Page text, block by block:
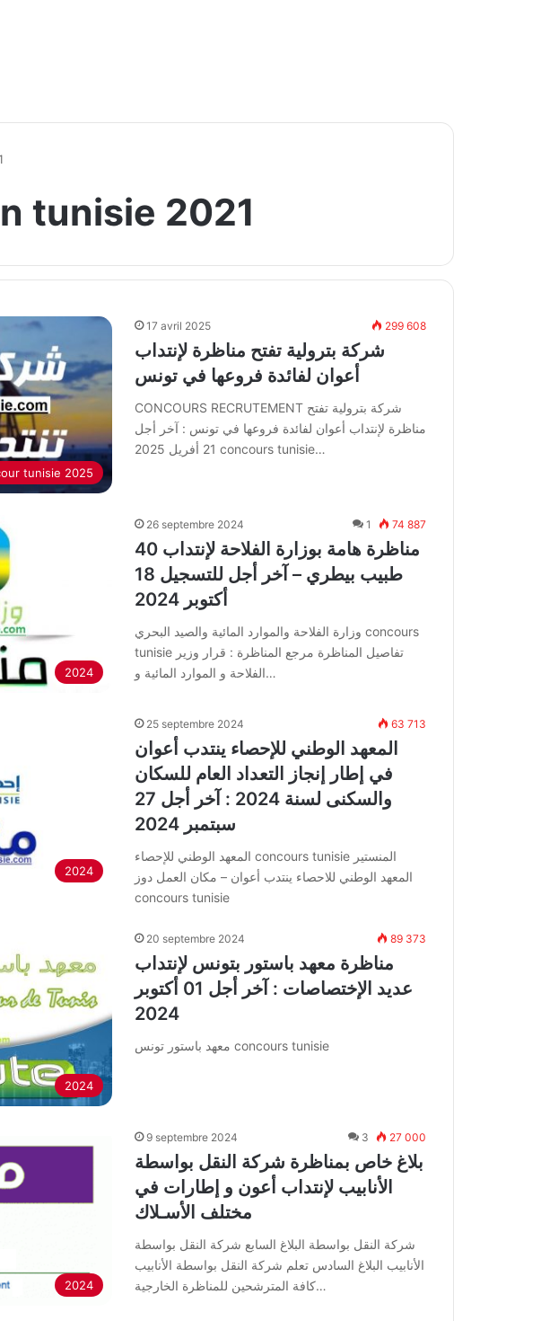
tunisie 2021
tunisie 2025
17 avril 2025 299 608
شركة بترولية تفتح مناظرة لإنتداب
أعوان لفائدة فروعها في تونس
CONCOURS RECRUTEMENT شركة بترولية تفتح
مناظرة لإنتداب أعوان لفائدة فروعها في تونس : آخر أجل
21 أفريل 2025 concours tunisie…
2024
26 septembre 2024 1 74 887
مناظرة هامة بوزارة الفلاحة لإنتداب 40
طبيب بيطري – آخر أجل للتسجيل 18
أكتوبر 2024
وزارة الفلاحة والموارد المائية والصيد البحري concours
tunisie تفاصيل المناظرة مرجع المناظرة : قرار وزير
الفلاحة و الموارد المائية و…
2024
25 septembre 2024 63 713
المعهد الوطني للإحصاء ينتدب أعوان
في إطار إنجاز التعداد العام للسكان
والسكنى لسنة 2024 : آخر أجل 27
سبتمبر 2024
المعهد الوطني للإحصاء concours tunisie المنستير
المعهد الوطني للاحصاء ينتدب أعوان – مكان العمل دوز
concours tunisie
2024
20 septembre 2024 89 373
مناظرة معهد باستور بتونس لإنتداب
عديد الإختصاصات : آخر أجل 01 أكتوبر
2024
معهد باستور تونس concours tunisie
2024
9 septembre 2024 3 27 000
بلاغ خاص بمناظرة شركة النقل بواسطة
الأنابيب لإنتداب أعون و إطارات في
مختلف الأسـلاك
شركة النقل بواسطة البلاغ السابع شركة النقل بواسطة
الأنابيب البلاغ السادس تعلم شركة النقل بواسطة الأنابيب
كافة المترشحين للمناظرة الخارجية…